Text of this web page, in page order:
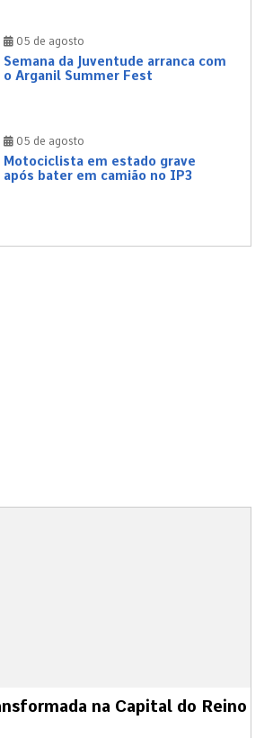
05 de agosto
Semana da Juventude arranca com
o Arganil Summer Fest
05 de agosto
Motociclista em estado grave
após bater em camião no IP3
na Capital do Reino